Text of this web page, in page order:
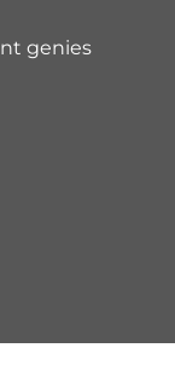
genies